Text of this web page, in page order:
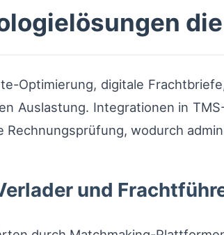
Optimierung, digitale
Auslastung. Integrationen in
Rechnungsprüfung, wodurch
und